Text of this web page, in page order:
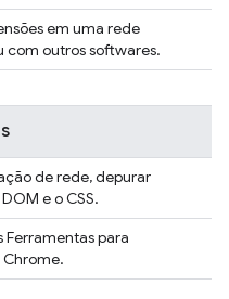
em uma rede
com outros softwares.
de rede, depurar
e o CSS.
Ferramentas para